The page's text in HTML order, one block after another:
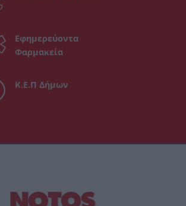
Εφημερεύοντα
Φαρμακεία
Κ.Ε.Π Δήμων